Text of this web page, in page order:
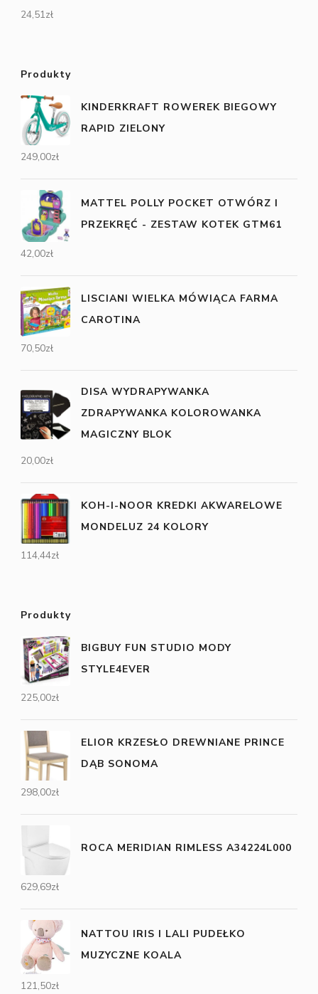
24,51zł
Produkty
KINDERKRAFT ROWEREK BIEGOWY
RAPID ZIELONY
249,00zł
MATTEL POLLY POCKET OTWÓRZ I
PRZEKRĘĆ - ZESTAW KOTEK GTM61
42,00zł
LISCIANI WIELKA MÓWIĄCA FARMA
CAROTINA
70,50zł
DISA WYDRAPYWANKA
ZDRAPYWANKA KOLOROWANKA
MAGICZNY BLOK
20,00zł
KOH-I-NOOR KREDKI AKWARELOWE
MONDELUZ 24 KOLORY
114,44zł
Produkty
BIGBUY FUN STUDIO MODY
STYLE4EVER
225,00zł
ELIOR KRZESŁO DREWNIANE PRINCE
DĄB SONOMA
298,00zł
ROCA MERIDIAN RIMLESS A34224L000
629,69zł
NATTOU IRIS I LALI PUDEŁKO
MUZYCZNE KOALA
121,50zł